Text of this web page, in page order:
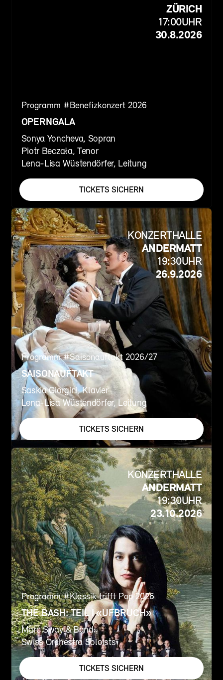
ZÜRICH
17:00UHR
30.8.2026
Programm #Benefizkonzert 2026
OPERNGALA
Sonya Yoncheva, Sopran
Piotr Beczała, Tenor
Lena-Lisa Wüstendörfer, Leitung
TICKETS SICHERN
KONZERTHALLE
ANDERMATT
19:30UHR
26.9.2026
Programm #Saisonauftakt 2026/27
SAISONAUFTAKT
Saskia Giorgini, Klavier
Lena-Lisa Wüstendörfer, Leitung
TICKETS SICHERN
KONZERTHALLE
ANDERMATT
19:30UHR
23.10.2026
Programm #Klassik trifft Pop 2026
THE BASH: TEIL I «UFBRUCH»
Marc Sway & Band
Swiss Orchestra Soloists
TICKETS SICHERN